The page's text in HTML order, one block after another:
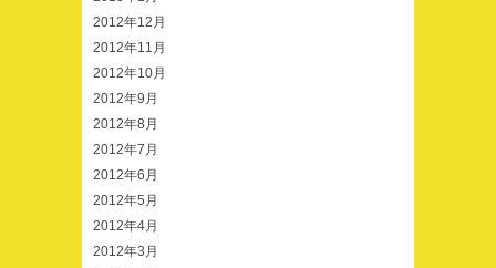
2012年12月
2012年11月
2012年10月
2012年9月
2012年8月
2012年7月
2012年6月
2012年5月
2012年4月
2012年3月